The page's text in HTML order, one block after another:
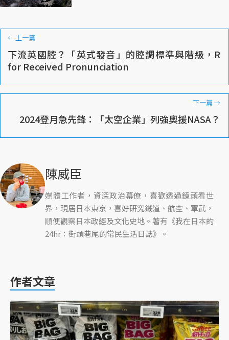
← 上一篇
下流英國腔？「英式發音」的腔調標準與階級，R
for Received Pronunciation
下一篇→
2024登月急先鋒：「太空企業」列強奧援NASA？
陳威臣
媒體工作者，資深政治幕僚，喜歡透過鏡頭看世
界，現居日本東京，喜好研究鐵道、航空、軍武，
順便觀察日本政經及文化史地。著有《我在日本的
24hr：街頭巷尾的常民生活日誌》。
作者文章